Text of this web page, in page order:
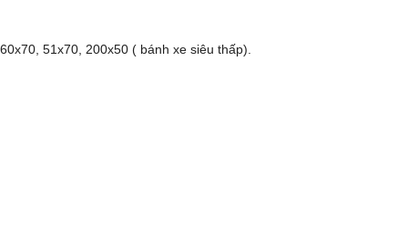
51x70, 200x50 ( bánh xe siêu thấp).